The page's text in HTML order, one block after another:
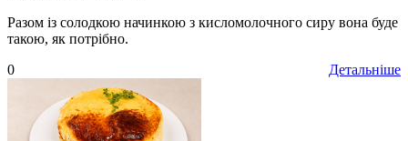
Разом із солодкою начинкою з кисломолочного сиру вона буде
такою, як потрібно.
Детальніше
0